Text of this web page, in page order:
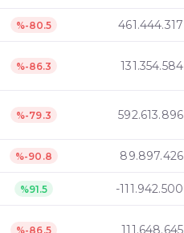
%-80.5 461.444.317
%-86.3 131.354.584
%-79.3 592.613.896
%-90.8 89.897.426
%91.5 -111.942.500
%-86.5 111.648.645